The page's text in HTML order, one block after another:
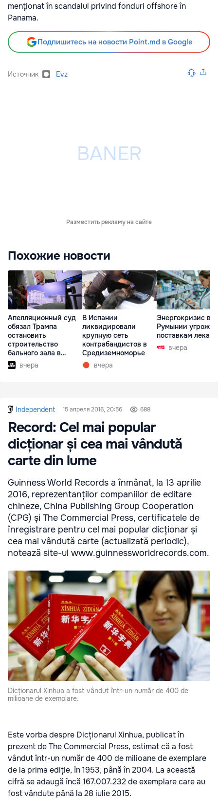
menţionat în scandalul privind fonduri offshore în
Panama.
Подпишитесь на новости Point.md в Google
Источник Evz
Разместить рекламу на сайте
Похожие новости
Апелляционный суд
обязал Трампа
остановить
строительство
бального зала в
Белом доме
вчера
В Испании
ликвидировали
крупную сеть
контрабандистов в
Средиземноморье
вчера
Энергокризис в
Румынии
поставкам
вчера
Independent 15 апреля 2016, 20:56 688
Record: Cel mai popular
dicționar și cea mai vândută
carte din lume
Guinness World Records a înmânat, la 13 aprilie
2016, reprezentanților companiilor de editare
chineze, China Publishing Group Cooperation
(CPG) și The Commercial Press, certificatele de
înregistrare pentru cel mai popular dicționar și
cea mai vândută carte (actualizată periodic),
notează site-ul www.guinnessworldrecords.com.
Dicționarul Xinhua a fost vândut într-un număr de 400 de
milioane de exemplare.
Este vorba despre Dicționarul Xinhua, publicat în
prezent de The Commercial Press, estimat că a fost
vândut într-un număr de 400 de milioane de exemplare
de la prima ediție, în 1953, până în 2004. La această
cifră se adaugă încă 167.007.232 de exemplare care au
fost vândute până la 28 iulie 2015.